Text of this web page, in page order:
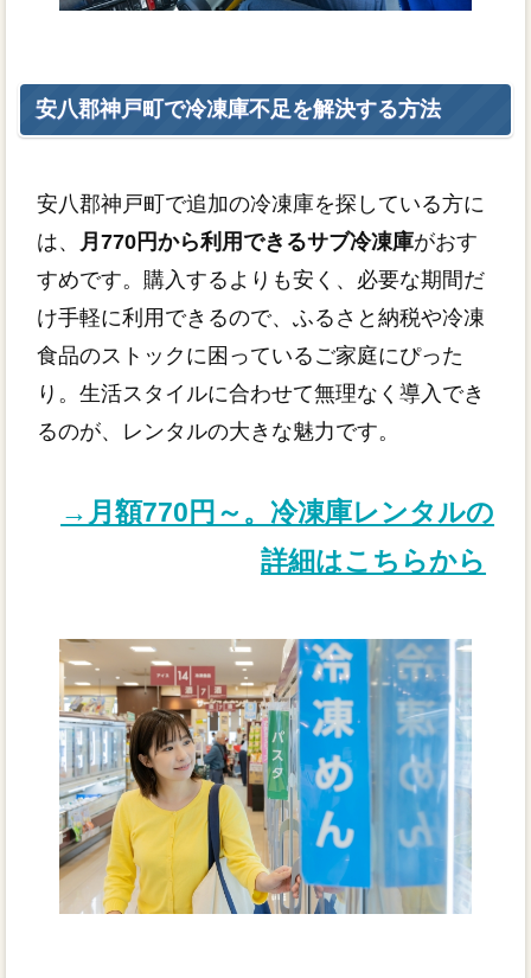
安八郡神戸町で冷凍庫不足を解決する方法
安八郡神戸町で追加の冷凍庫を探している方に
は、
月770円から利用できるサブ冷凍庫がおす
すめです。購入するよりも安く、必要な期間だ
け手軽に利用できるので、ふるさと納税や冷凍
食品のストックに困っているご家庭にぴった
り。生活スタイルに合わせて無理なく導入でき
るのが、レンタルの大きな魅力です。
→月額770円～。冷凍庫レンタルの
詳細はこちらから